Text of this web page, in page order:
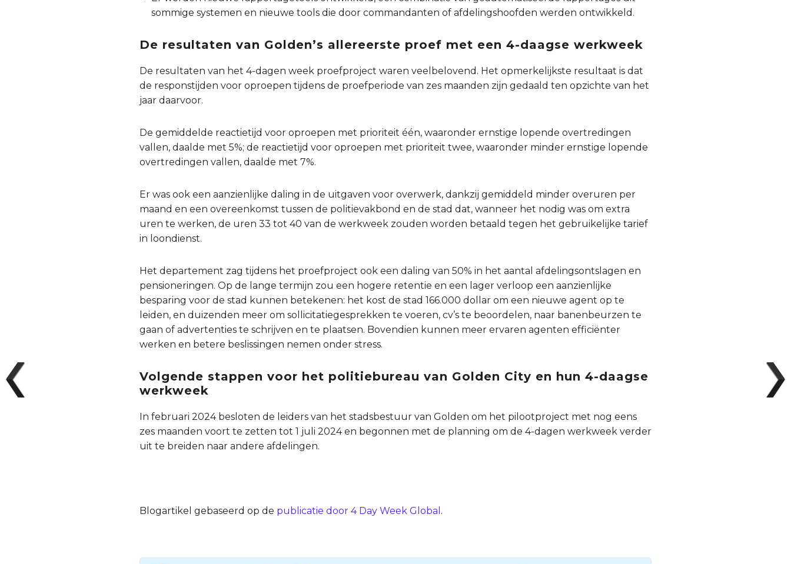
sommige systemen en nieuwe tools die door commandanten of afdelingshoofden werden ontwikkeld.
De resultaten van Golden’s allereerste proef met een 4-daagse werkweek
De resultaten van het 4-dagen week proefproject waren veelbelovend. Het opmerkelijkste resultaat is dat
de responstijden voor oproepen tijdens de proefperiode van zes maanden zijn gedaald ten opzichte van het
jaar daarvoor.
De gemiddelde reactietijd voor oproepen met prioriteit één, waaronder ernstige lopende overtredingen
vallen, daalde met 5%; de reactietijd voor oproepen met prioriteit twee, waaronder minder ernstige lopende
overtredingen vallen, daalde met 7%.
Er was ook een aanzienlijke daling in de uitgaven voor overwerk, dankzij gemiddeld minder overuren per
maand en een overeenkomst tussen de politievakbond en de stad dat, wanneer het nodig was om extra
uren te werken, de uren 33 tot 40 van de werkweek zouden worden betaald tegen het gebruikelijke tarief
in loondienst.
Het departement zag tijdens het proefproject ook een daling van 50% in het aantal afdelingsontslagen en
pensioneringen. Op de lange termijn zou een hogere retentie en een lager verloop een aanzienlijke
besparing voor de stad kunnen betekenen: het kost de stad 166.000 dollar om een nieuwe agent op te
leiden, en duizenden meer om sollicitatiegesprekken te voeren, cv’s te beoordelen, naar banenbeurzen te
gaan of advertenties te schrijven en te plaatsen. Bovendien kunnen meer ervaren agenten efficiënter
werken en betere beslissingen nemen onder stress.
Volgende stappen voor het politiebureau van Golden City en hun 4-daagse
werkweek
In februari 2024 besloten de leiders van het stadsbestuur van Golden om het pilootproject met nog eens
zes maanden voort te zetten tot 1 juli 2024 en begonnen met de planning om de 4-dagen werkweek verder
uit te breiden naar andere afdelingen.
Blogartikel gebaseerd op de publicatie door 4 Day Week Global .